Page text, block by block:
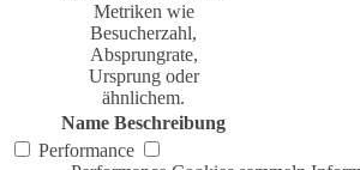
Metriken wie
Besucherzahl,
Absprungrate,
Ursprung oder
ähnlichem.
Name Beschreibung
Performance